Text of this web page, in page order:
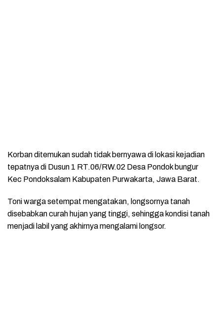
Korban ditemukan sudah tidak bernyawa di lokasi kejadian
tepatnya di Dusun 1 RT.06/RW.02 Desa Pondok bungur
Kec Pondoksalam Kabupaten Purwakarta, Jawa Barat.
Toni warga setempat mengatakan, longsornya tanah
disebabkan curah hujan yang tinggi, sehingga kondisi tanah
menjadi labil yang akhirnya mengalami longsor.